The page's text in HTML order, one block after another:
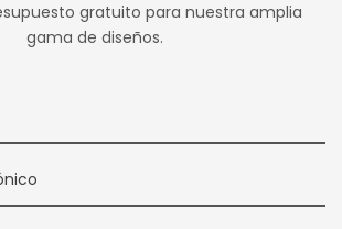
gratuito para nuestra amplia
gama de diseños.